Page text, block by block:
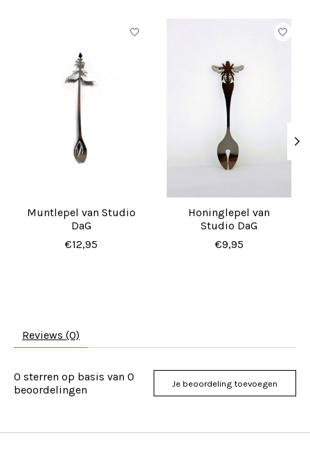
Reviews (0)
0 sterren op basis van 0
beoordelingen
Je beoordeling toevoegen
Items van productcarrousel
Muntlepel van Studio
DaG
€12,95
Honinglepel van
Studio DaG
€9,95